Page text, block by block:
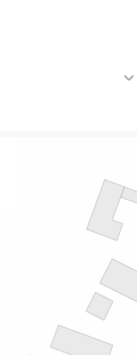
Термінові перекази
Комунальні та інші